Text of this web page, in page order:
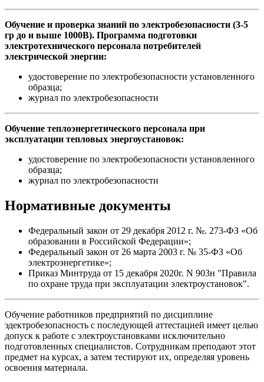
Обучение и проверка знаний по электробезопасности (3-5
гр до и выше 1000В). Программа подготовки
электротехнического персонала потребителей
электрической энергии:
удостоверение по электробезопасности установленного
образца;
журнал по электробезопасности
Обучение теплоэнергетического персонала при
эксплуатации тепловых энергоустановок:
удостоверение по электробезопасности установленного
образца;
журнал по электробезопасности
Нормативные документы
Федеральный закон от 29 декабря 2012 г. №. 273-ФЗ «Об
образовании в Российской Федерации»;
Федеральный закон от 26 марта 2003 г. № 35-ФЗ «Об
электроэнергетике»;
Приказ Минтруда от 15 декабря 2020г. N 903н "Правила
по охране труда при эксплуатации электроустановок".
Обучение работников предприятий по дисциплине
эдектробезопасность с последующей аттестацией имеет целью
допуск к работе с электроустановками исключительно
подготовленных специалистов. Сотрудникам преподают этот
предмет на курсах, а затем тестируют их, определяя уровень
освоения материала.